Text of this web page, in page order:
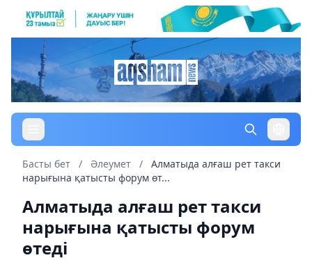
Басты бет / Әлеумет /
Алматыда алғаш рет такси
нарығына қатысты форум өт...
Алматыда алғаш рет такси
нарығына қатысты форум
өтеді